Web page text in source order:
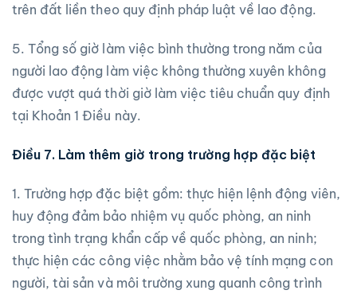
trên đất liền theo quy định pháp luật về lao động.
5. Tổng số giờ làm việc bình thường trong năm của
người lao động làm việc không thường xuyên không
được vượt quá thời giờ làm việc tiêu chuẩn quy định
tại Khoản 1 Điều này.
Điều 7. Làm thêm giờ trong trường hợp đặc biệt
1. Trường hợp đặc biệt gồm: thực hiện lệnh động viên,
huy động đảm bảo nhiệm vụ quốc phòng, an ninh
trong tình trạng khẩn cấp về quốc phòng, an ninh;
thực hiện các công việc nhằm bảo vệ tính mạng con
người, tài sản và môi trường xung quanh công trình